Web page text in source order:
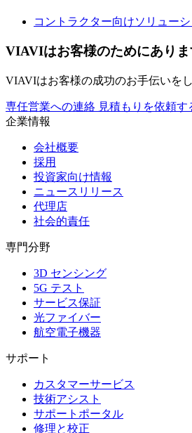
コントラクター向けソリュー
VIAVIはお客様のためにあり
VIAVIはお客様の成功のお手伝いをし
専任営業への連絡 見積もりを依頼す
企業情報
会社概要
採用
投資家向け情報
ニュースリリース
代理店
社会的責任
専門分野
3D センシング
5G テスト
サービス保証
光ファイバー
航空電子機器
サポート
カスタマーサービス
技術アシスト
サポートポータル
修理と校正